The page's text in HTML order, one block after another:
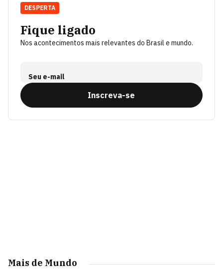
Fique ligado
Nos acontecimentos mais relevantes do Brasil e mundo.
Seu e-mail
Inscreva-se
DESPERTA
Mais de Mundo